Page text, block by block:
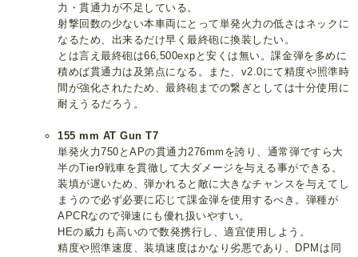
力・貫通力が不足している。
射撃回数の少ない本車両にとって単発火力の低さはネックに
なるため、出来るだけ早く最終砲に換装したい。
とは言え最終砲は66,500expと安くは無い。課金弾を多めに
積めば貫通力は及第点になる。また、v2.0にて精度や照準時
間が強化されたため、最終砲までの繋ぎとしては十分使用に
耐えうるだろう。
155 mm AT Gun T7
単発火力750とAPの貫通力276mmを誇り、通常弾ですら大
半のTier9戦車を貫徹して大ダメージを与える事ができる。
装填が遅いため、弾かれると敵に大きなチャンスを与えてし
まうので必ず必要に応じて課金弾を使用するべき。弾種が
APCRなので弾速にも優れ扱いやすい。
HEの威力も高いので数発携行し、適宜使用しよう。
精度や照準速度、装填速度はかなり劣悪であり、DPMは同